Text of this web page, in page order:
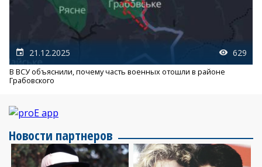
21.12.2025 629
В ВСУ объяснили, почему часть военных отошли в районе
Грабовского
Новости партнеров